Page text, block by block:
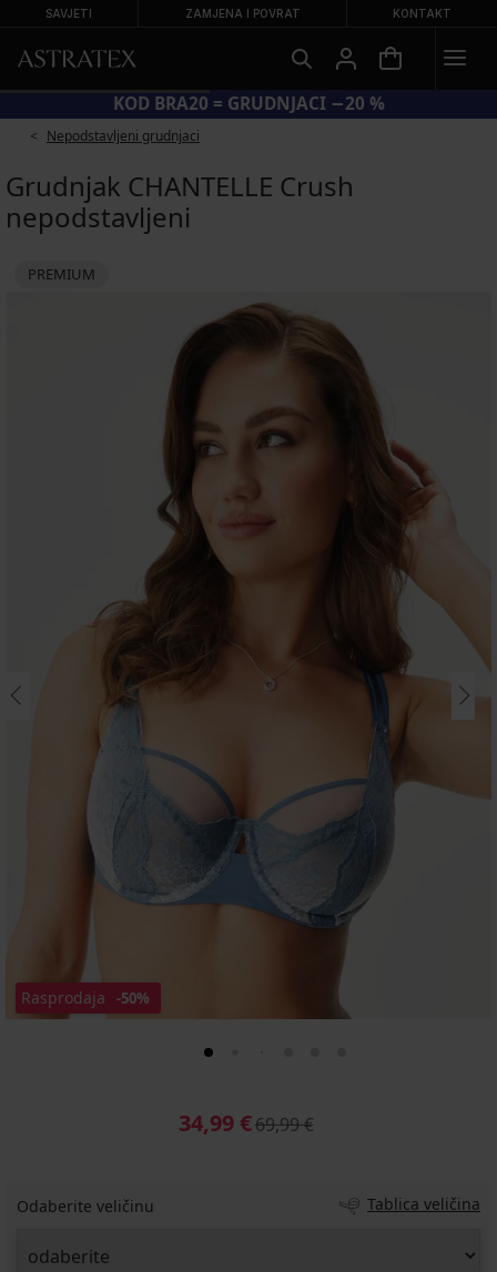
SAVJETI ZAMJENA I POVRAT KONTAKT
KOD BRA20 = GRUDNJACI −20 %
Nepodstavljeni grudnjaci
Grudnjak CHANTELLE Crush
nepodstavljeni
PREMIUM
Rasprodaja -50%
34,99 €69,99 €
Odaberite veličinu Tablica veličina